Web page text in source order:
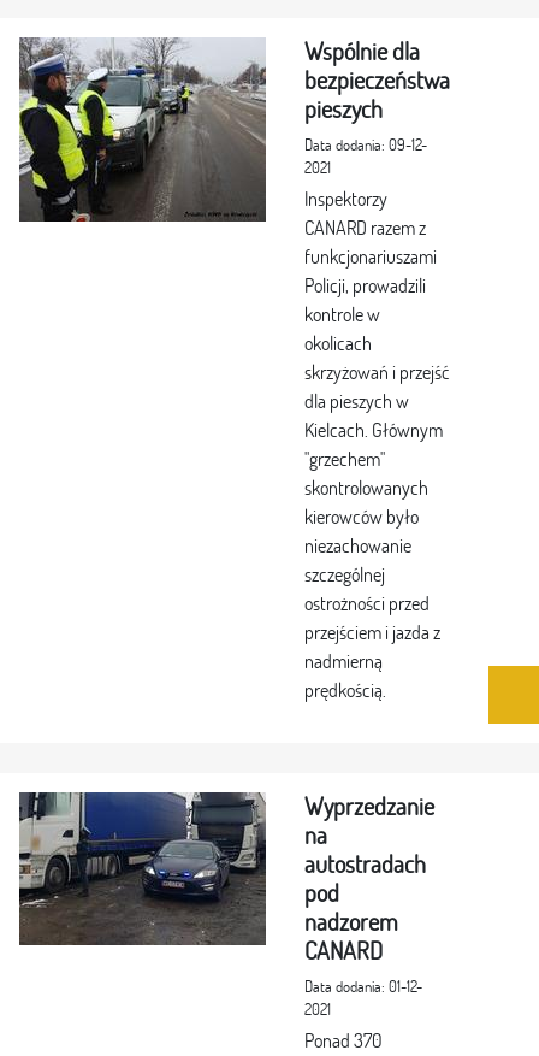
Wspólnie dla
bezpieczeństwa
pieszych
Data dodania: 09-12-
2021
Inspektorzy
CANARD razem z
funkcjonariuszami
Policji, prowadzili
kontrole w
okolicach
skrzyżowań i przejść
dla pieszych w
Kielcach. Głównym
"grzechem"
skontrolowanych
kierowców było
niezachowanie
szczególnej
ostrożności przed
przejściem i jazda z
nadmierną
prędkością.
Wyprzedzanie
na
autostradach
pod
nadzorem
CANARD
Data dodania: 01-12-
2021
Ponad 370